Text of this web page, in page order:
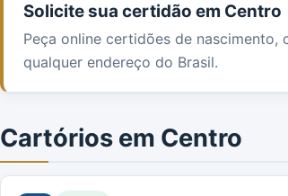
Solicite sua certidão em Centro
Peça online certidões de
qualquer endereço do Brasil.
Cartórios em Centro